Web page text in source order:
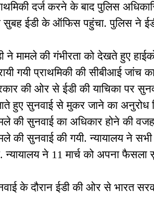
दर्ज करने के बाद पुलिस
सुबह ईडी के ऑफिस पहुंचा. पुलिस ने
ने मामले की गंभीरता को देखते हुए
गयी प्राथमिकी की सीबीआई जांच
की ओर से ईडी की याचिका पर
हुए सुनवाई से मुकर जाने का अनुरोध
की सुनवाई का अधिकार होने की
की सुनवाई की गयी. न्यायालय ने
न्यायालय ने 11 मार्च को अपना फैसला
के दौरान ईडी की ओर से भारत